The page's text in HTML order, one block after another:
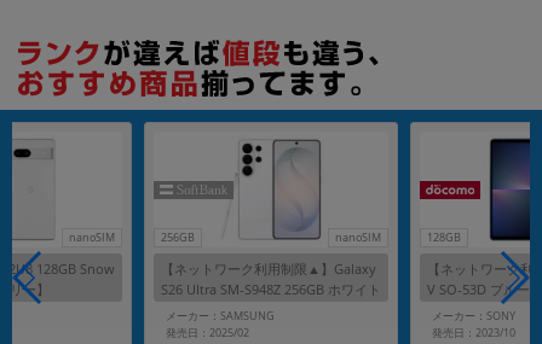
nanoSIM
128GB Snow
ー】
256GB nanoSIM
【ネットワーク利用制限▲】Galaxy
S26 Ultra SM-S948Z 256GB ホワイト
【SoftBank版 SIMフリー】
メーカー：SAMSUNG
発売日：2025/02
128GB
【ネットワーク
V SO-53D ブルー
リー】
メーカー：SONY
発売日：2023/10